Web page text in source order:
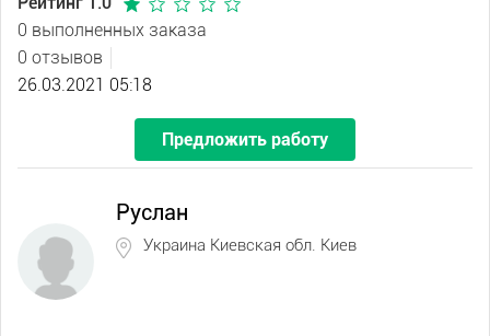
0 выполненных заказа
0 отзывов
26.03.2021 05:18
Предложить работу
Руслан
Украина Киевская обл. Киев